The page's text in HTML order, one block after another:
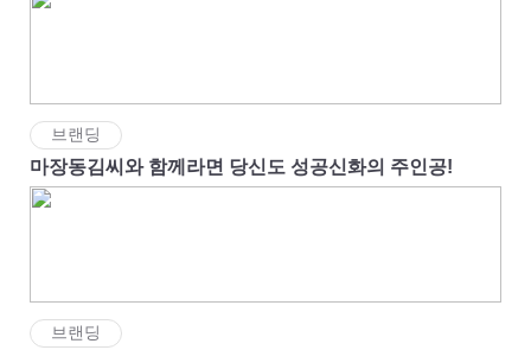
브랜딩
마장동김씨와 함께라면 당신도 성공신화의 주인공!
브랜딩